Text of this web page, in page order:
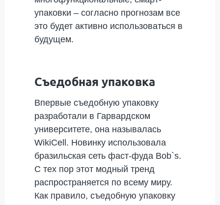
упаковки – согласно прогнозам все
это будет активно использоваться в
будущем.
Съедобная упаковка
Впервые съедобную упаковку
разработали в Гарвардском
университете, она называлась
WikiCell. Новинку использовала
бразильская сеть фаст-фуда Bob`s.
С тех пор этот модный тренд
распространяется по всему миру.
Как правило, съедобную упаковку